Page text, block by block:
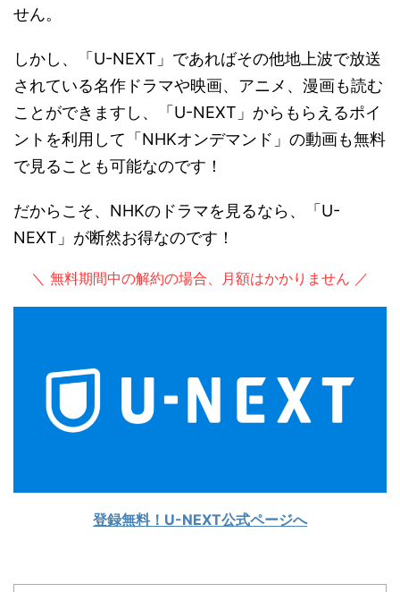
せん。
しかし、「U-NEXT」であればその他地上波で放送
されている名作ドラマや映画、アニメ、漫画も読む
ことができますし、「U-NEXT」からもらえるポイ
ントを利用して「NHKオンデマンド」の動画も無料
で見ることも可能なのです！
だからこそ、NHKのドラマを見るなら、「U-
NEXT」が断然お得なのです！
＼ 無料期間中の解約の場合、月額はかかりません ／
登録無料！U-NEXT公式ページへ